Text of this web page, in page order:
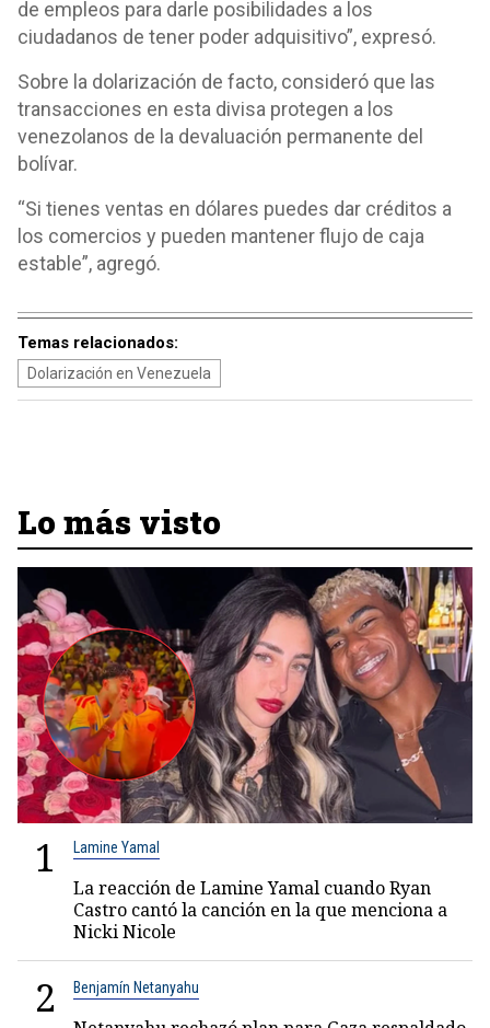
de empleos para darle posibilidades a los
ciudadanos de tener poder adquisitivo”, expresó.
Sobre la dolarización de facto, consideró que las
transacciones en esta divisa protegen a los
venezolanos de la devaluación permanente del
bolívar.
“Si tienes ventas en dólares puedes dar créditos a
los comercios y pueden mantener flujo de caja
estable”, agregó.
Temas relacionados:
Dolarización en Venezuela
Lo más visto
1 Lamine Yamal
La reacción de Lamine Yamal cuando Ryan
Castro cantó la canción en la que menciona a
Nicki Nicole
2 Benjamín Netanyahu